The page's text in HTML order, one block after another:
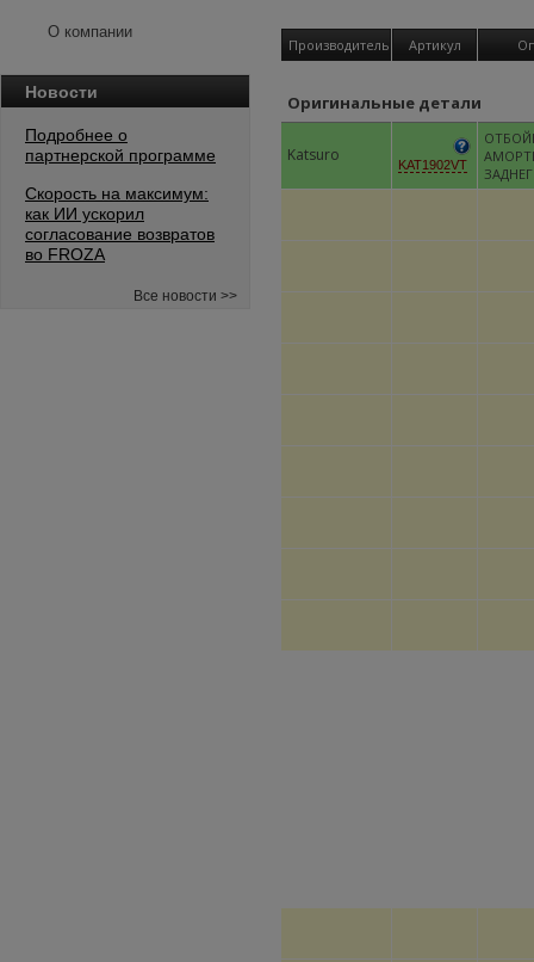
О компании
Новости
Подробнее о
партнерской программе
Скорость на максимум:
как ИИ ускорил
согласование возвратов
во FROZA
Все новости >>
Производитель Артикул
Оригинальные детали
Katsuro KAT1902VT